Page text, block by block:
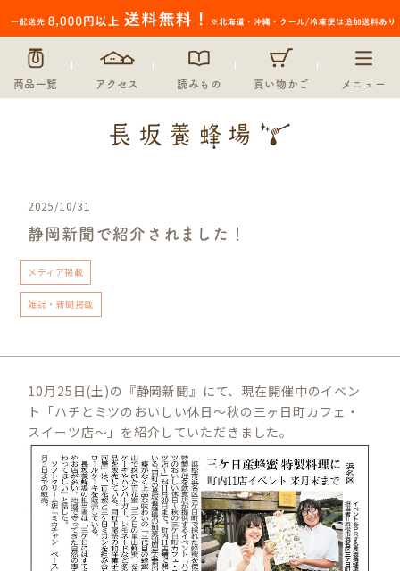
商品一覧 アクセス 読みもの 買い物かご メニュー
2025/10/31
静岡新聞で紹介されました！
メディア掲載
雑誌・新聞掲載
10月25日(土)の『静岡新聞』にて、現在開催中のイベン
ト「ハチとミツのおいしい休日〜秋の三ヶ日町カフェ・
スイーツ店〜」を紹介していただきました。